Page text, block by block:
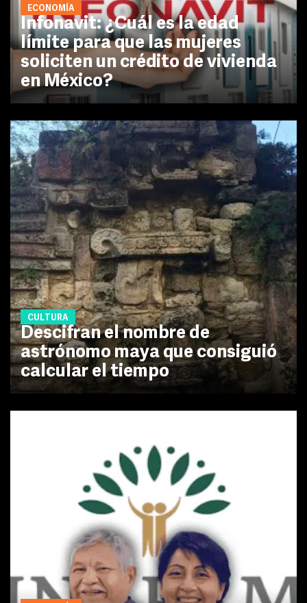
ECONOMÍA
Infonavit: ¿Cuál es la edad
límite para que las mujeres
soliciten un crédito de vivienda
en México?
CULTURA
Descifran el nombre de
astrónomo maya que consiguió
calcular el tiempo